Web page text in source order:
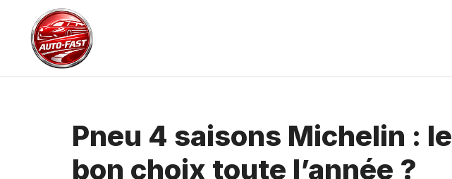
contenu
Pneu 4 saisons Michelin : le
bon choix toute l’année ?